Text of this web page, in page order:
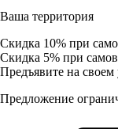
Ваша территория
Скидка 10% при
Скидка 5% при
Предъявите на своем
Предложение